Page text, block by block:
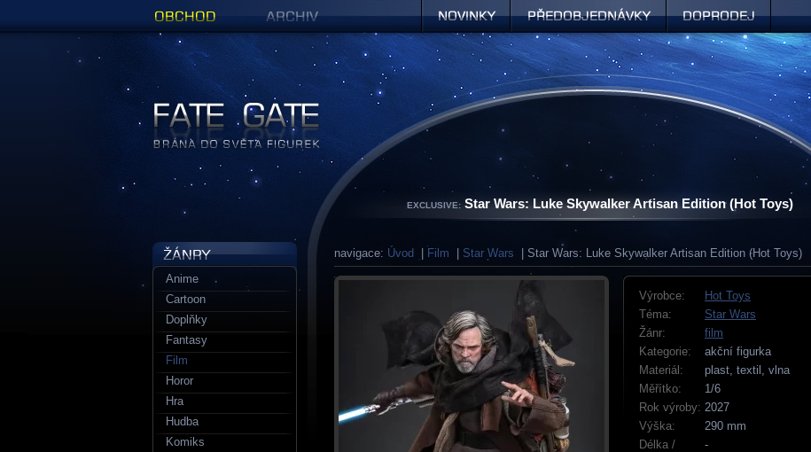
EXCLUSIVE: Star Wars: Luke Skywalker Artisan Edition (Hot Toys)
navigace: Úvod Film Star Wars | Star Wars: Luke Skywalker Artisan Edition (Hot Toys)
Výrobce:
Hot Toys
Téma:
Star Wars
Žánr:
film
Kategorie:
akční figurka
Materiál:
plast, textil, vlna
Měřítko:
1/6
Rok výroby: 2027
Výška:
290 mm
Délka /
-
Anime
Cartoon
Doplňky
Fantasy
Film
Horor
Hra
Hudba
Komiks
Figurky a sošky | Fate Gate
Předobjednávky